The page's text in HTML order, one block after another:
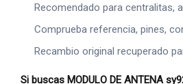
Recomendado para centralitas,
Comprueba referencia, pines,
Recambio original recuperado
Si buscas MODULO DE ANTENA